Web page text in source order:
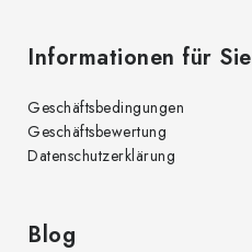
Informationen für Sie
Geschäftsbedingungen
Geschäftsbewertung
Datenschutzerklärung
Blog